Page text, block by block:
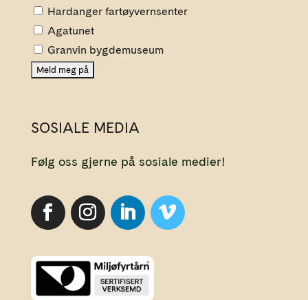
Hardanger fartøyvernsenter
Agatunet
Granvin bygdemuseum
SOSIALE MEDIA
Følg oss gjerne på sosiale medier!